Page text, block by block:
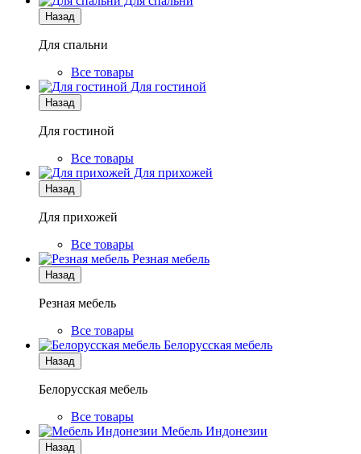
Назад
Для спальни
Все товары
Для гостиной
Назад
Для гостиной
Все товары
Для прихожей
Назад
Для прихожей
Все товары
Резная мебель
Назад
Резная мебель
Все товары
Белорусская мебель
Назад
Белорусская мебель
Все товары
Мебель Индонезии
Назад